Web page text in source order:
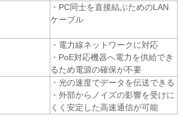
・PC同士を直接結ぶためのLAN
ケーブル
・電力線ネットワークに対応
・PoE対応機器へ電力を供給でき
るため電源の確保が不要
・光の速度でデータを伝送できる
・外部からノイズの影響を受けに
くく安定した高速通信が可能